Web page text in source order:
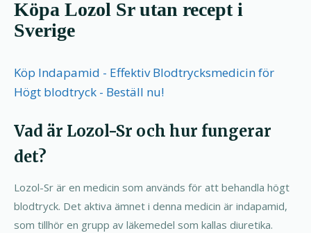
Köpa Lozol Sr utan recept i
Sverige
Köp Indapamid - Effektiv Blodtrycksmedicin för
Högt blodtryck - Beställ nu!
Vad är Lozol-Sr och hur fungerar
det?
Lozol-Sr är en medicin som används för att behandla högt
blodtryck. Det aktiva ämnet i denna medicin är indapamid,
som tillhör en grupp av läkemedel som kallas diuretika.